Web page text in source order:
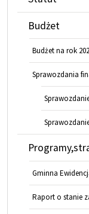
Budżet
Budżet na rok
Sprawozdania
Gminna
Raport o stanie